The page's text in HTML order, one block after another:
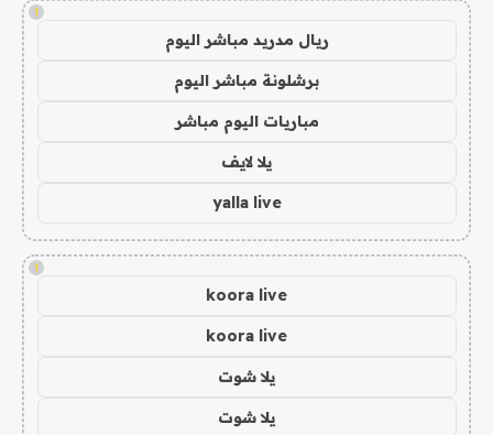
!
ريال مدريد مباشر اليوم
برشلونة مباشر اليوم
مباريات اليوم مباشر
يلا لايف
yalla live
!
koora live
koora live
يلا شوت
يلا شوت